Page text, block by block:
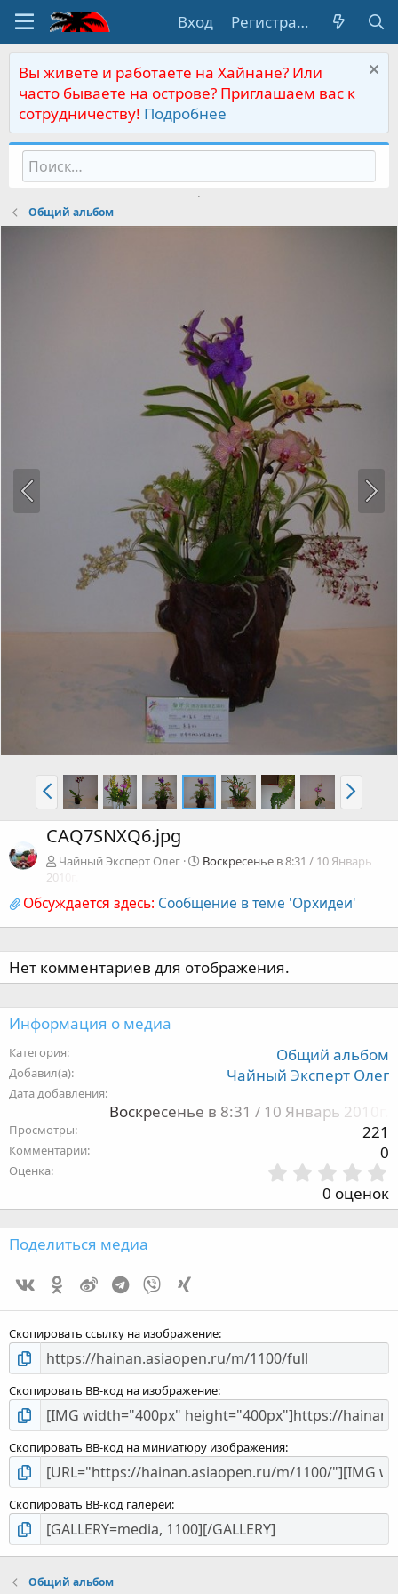
Вход Регистрация
Вы живете и работаете на Хайнане? Или
часто бываете на острове? Приглашаем вас к
сотрудничеству! Подробнее
Общий альбом
CAQ7SNXQ6.jpg
Чайный Эксперт Олег
Воскресенье в 8:31 / 10 Январь
2010г.
Обсуждается здесь: Сообщение в теме 'Орхидеи'
Нет комментариев для отображения.
Информация о медиа
Категория Общий альбом
Добавил(а) Чайный Эксперт Олег
Дата добавления
Воскресенье в 8:31 / 10 Январь 2010г.
Просмотры 221
Комментарии 0
Оценка
,
0
0
д
0 оценок
Поделиться медиа
Vk
Ok WeiboTelegram
Viber
Скопировать ссылку на изображение
Скопировать BB-код на изображение
Скопировать BB-код на миниатюру изображения
Скопировать BB-код галереи
Общий альбом